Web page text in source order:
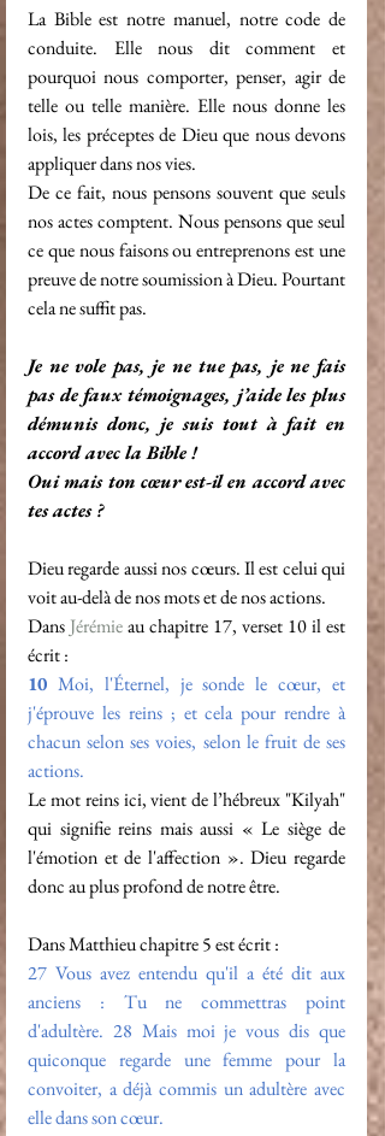
La Bible est notre manuel, notre code de
conduite. Elle nous dit comment et
pourquoi nous comporter, penser, agir de
telle ou telle manière. Elle nous donne les
lois, les préceptes de Dieu que nous devons
appliquer dans nos vies.
De ce fait, nous pensons souvent que seuls
nos actes comptent. Nous pensons que seul
ce que nous faisons ou entreprenons est une
preuve de notre soumission à Dieu. Pourtant
cela ne suffit pas.
Je ne vole pas, je ne tue pas, je ne fais
pas de faux témoignages, j’aide les plus
démunis donc, je suis tout à fait en
accord avec la Bible !
Oui mais ton cœur est-il en accord avec
tes actes ?
Dieu regarde aussi nos cœurs. Il est celui qui
voit au-delà de nos mots et de nos actions.
Dans Jérémie au chapitre 17, verset 10 il est
écrit :
10 Moi, l'Éternel, je sonde le cœur, et
j'éprouve les reins ; et cela pour rendre à
chacun selon ses voies, selon le fruit de ses
actions.
Le mot reins ici, vient de l’hébreux "Kilyah"
qui signifie reins mais aussi « Le siège de
l'émotion et de l'affection ». Dieu regarde
donc au plus profond de notre être.
Dans Matthieu chapitre 5 est écrit :
27 Vous avez entendu qu'il a été dit aux
anciens : Tu ne commettras point
d'adultère. 28 Mais moi je vous dis que
quiconque regarde une femme pour la
convoiter, a déjà commis un adultère avec
elle dans son cœur.